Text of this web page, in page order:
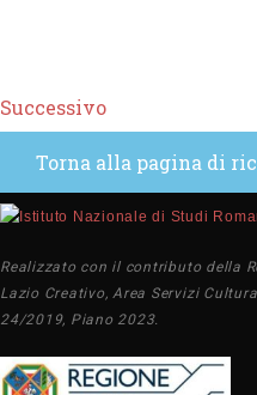
Successivo
Torna alla pagina di
Realizzato con il contributo della
Lazio Creativo, Area Servizi
24/2019, Piano 2023.